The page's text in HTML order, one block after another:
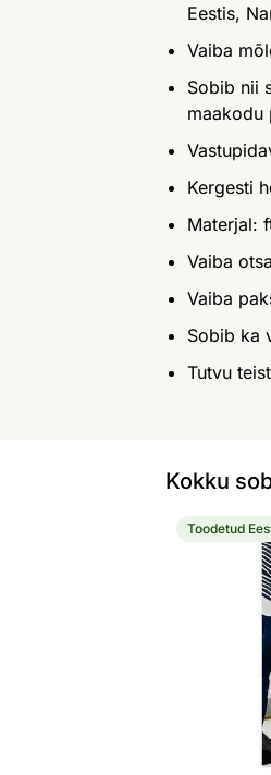
Eestis,
Vaiba
Sobib nii
maakodu
Kergesti
Materjal:
Vaiba
Vaiba
Sobib ka
Tutvu
Kokku
Narma
Toodetud